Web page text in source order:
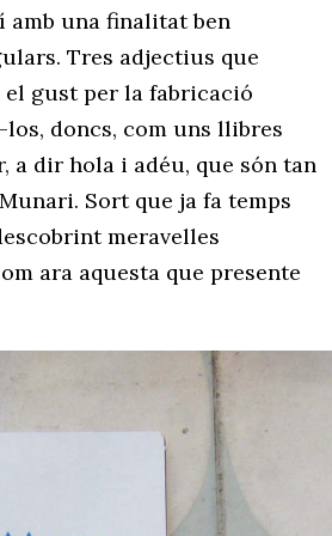
amb una finalitat ben
Tres adjectius que
el gust per la fabricació
doncs, com uns llibres
a dir hola i adéu, que són tan
Sort que ja fa temps
meravelles
ara aquesta que presente